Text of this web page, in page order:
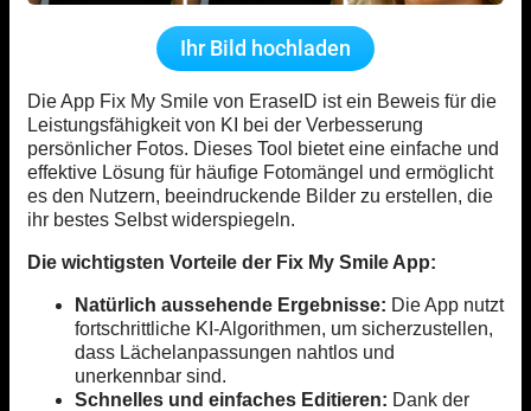
Ihr Bild hochladen
Die App Fix My Smile von EraseID ist ein Beweis für die
Leistungsfähigkeit von KI bei der Verbesserung
persönlicher Fotos. Dieses Tool bietet eine einfache und
effektive Lösung für häufige Fotomängel und ermöglicht
es den Nutzern, beeindruckende Bilder zu erstellen, die
ihr bestes Selbst widerspiegeln.
Die wichtigsten Vorteile der Fix My Smile App:
Natürlich aussehende Ergebnisse: Die App nutzt
fortschrittliche KI-Algorithmen, um sicherzustellen,
dass Lächelanpassungen nahtlos und
unerkennbar sind.
Schnelles und einfaches Editieren: Dank der